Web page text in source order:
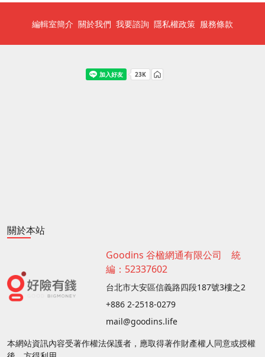
編輯室簡介 關於我們 我要諮詢 隱私權政策 服務條款
關於本站
Goodins 谷楹網通有限公司 統
編：52337602
台北市大安區信義路四段187號3樓之2
+886 2-2518-0279
mail@goodins.life
本網站資訊內容受著作權法保護者，應取得著作財產權人同意或授權